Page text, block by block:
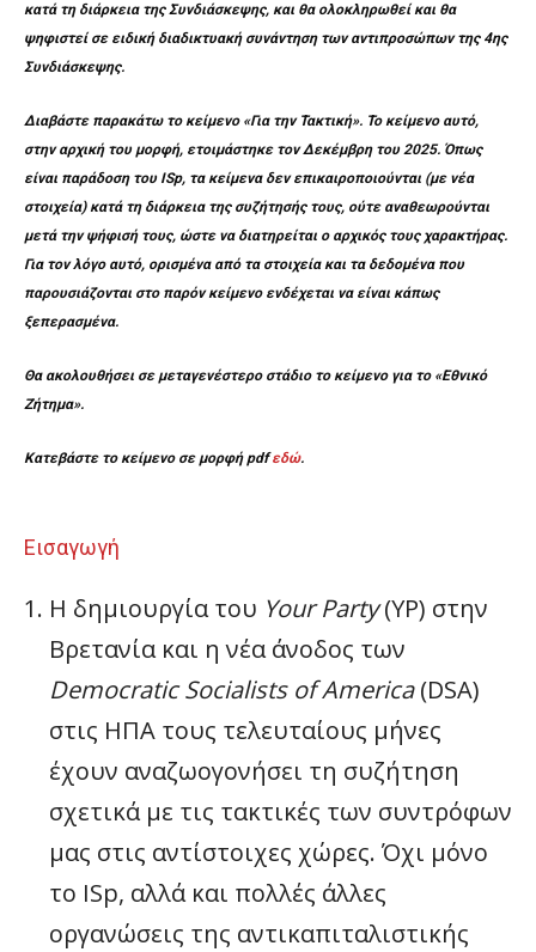
κατά τη διάρκεια της Συνδιάσκεψης, και θα ολοκληρωθεί και θα
ψηφιστεί σε ειδική διαδικτυακή συνάντηση των αντιπροσώπων της 4ης
Συνδιάσκεψης.
Διαβάστε παρακάτω το κείμενο «Για την Τακτική». Το κείμενο αυτό,
στην αρχική του μορφή, ετοιμάστηκε τον Δεκέμβρη του 2025. Όπως
είναι παράδοση του ISp, τα κείμενα δεν επικαιροποιούνται (με νέα
στοιχεία) κατά τη διάρκεια της συζήτησής τους, ούτε αναθεωρούνται
μετά την ψήφισή τους, ώστε να διατηρείται ο αρχικός τους χαρακτήρας.
Για τον λόγο αυτό, ορισμένα από τα στοιχεία και τα δεδομένα που
παρουσιάζονται στο παρόν κείμενο ενδέχεται να είναι κάπως
ξεπερασμένα.
Θα ακολουθήσει σε μεταγενέστερο στάδιο το κείμενο για το «Εθνικό
Ζήτημα».
Κατεβάστε το κείμενο σε μορφή pdfεδώ.
Εισαγωγή
Η δημιουργία του YourParty(YP) στην
Βρετανία και η νέα άνοδος των
DemocraticSocialists ofAmerica(DSA)
στις ΗΠΑ τους τελευταίους μήνες
έχουν αναζωογονήσει τη συζήτηση
σχετικά με τις τακτικές των συντρόφων
μας στις αντίστοιχες χώρες. Όχι μόνο
το ISp, αλλά και πολλές άλλες
οργανώσεις της αντικαπιταλιστικής